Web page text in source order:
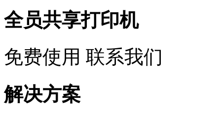
全员共享打印机
免费使用 联系我们
解决方案